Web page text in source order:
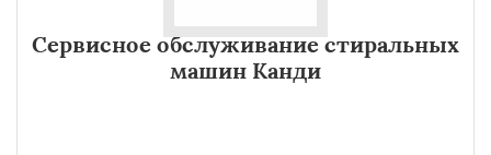
Сервисное обслуживание стиральных
машин Канди